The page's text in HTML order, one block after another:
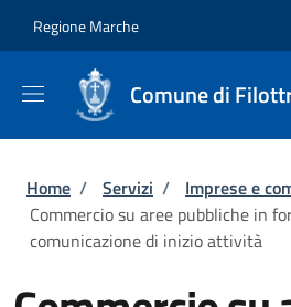
Regione Marche
Comune di
Briciole di pane
Home / Servizi / Imprese e
Commercio su aree pubbliche in
comunicazione di inizio attività